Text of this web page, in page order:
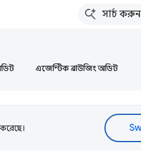
এজেন্টিক ব্রাউজিং অডিট